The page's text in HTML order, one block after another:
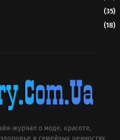
(35)
(18)
журнал о моде, красоте,
и семейных ценностях.